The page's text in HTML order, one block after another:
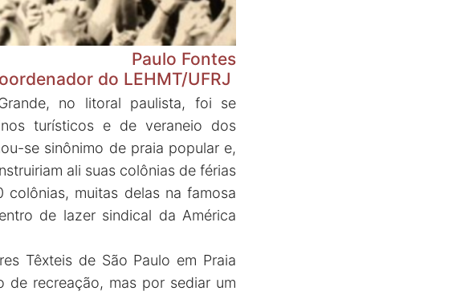
Paulo Fontes
do LEHMT/UFRJ
no litoral paulista, foi se
turísticos e de veraneio dos
se sinônimo de praia popular e,
ali suas colônias de férias
muitas delas na famosa
de lazer sindical da América
Têxteis de São Paulo em Praia
de recreação, mas por sediar um